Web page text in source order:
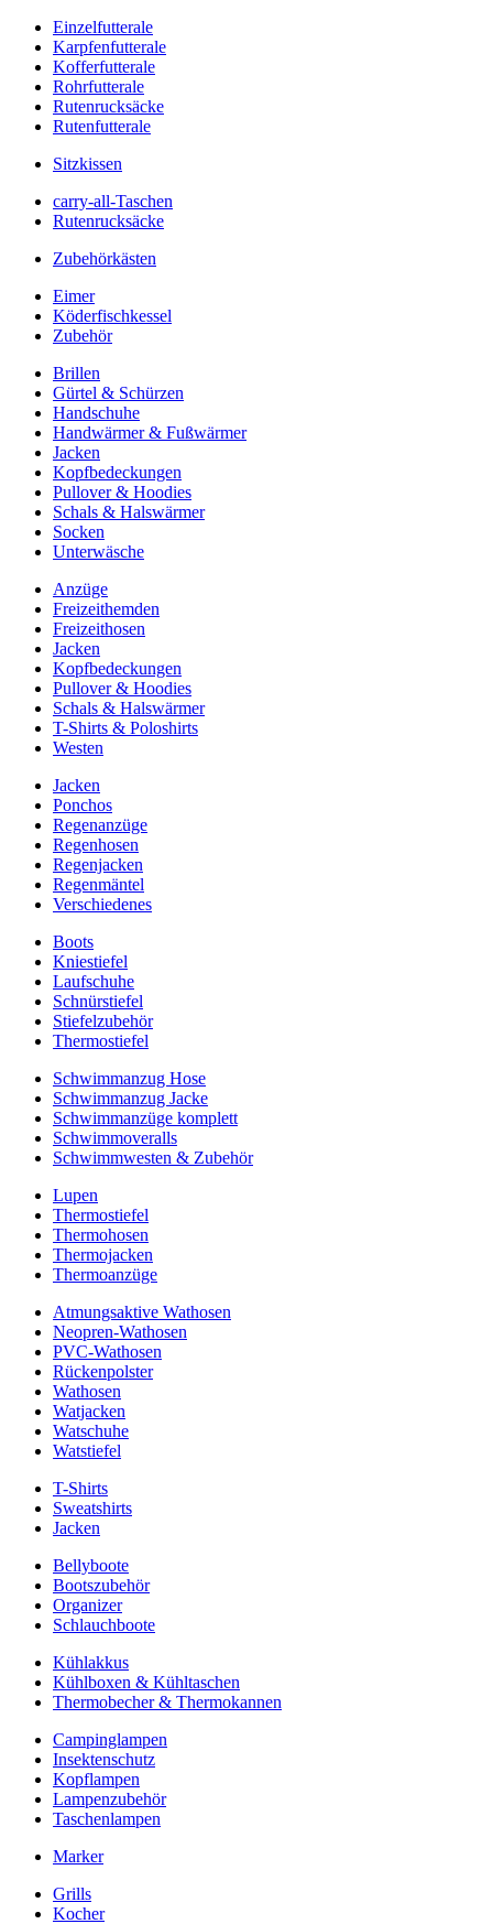
Einzelfutterale
Karpfenfutterale
Kofferfutterale
Rohrfutterale
Rutenrucksäcke
Rutenfutterale
Sitzkissen
carry-all-Taschen
Rutenrucksäcke
Zubehörkästen
Eimer
Köderfischkessel
Zubehör
Brillen
Gürtel & Schürzen
Handschuhe
Handwärmer & Fußwärmer
Jacken
Kopfbedeckungen
Pullover & Hoodies
Schals & Halswärmer
Socken
Unterwäsche
Anzüge
Freizeithemden
Freizeithosen
Jacken
Kopfbedeckungen
Pullover & Hoodies
Schals & Halswärmer
T-Shirts & Poloshirts
Westen
Jacken
Ponchos
Regenanzüge
Regenhosen
Regenjacken
Regenmäntel
Verschiedenes
Boots
Kniestiefel
Laufschuhe
Schnürstiefel
Stiefelzubehör
Thermostiefel
Schwimmanzug Hose
Schwimmanzug Jacke
Schwimmanzüge komplett
Schwimmoveralls
Schwimmwesten & Zubehör
Lupen
Thermostiefel
Thermohosen
Thermojacken
Thermoanzüge
Atmungsaktive Wathosen
Neopren-Wathosen
PVC-Wathosen
Rückenpolster
Wathosen
Watjacken
Watschuhe
Watstiefel
T-Shirts
Sweatshirts
Jacken
Bellyboote
Bootszubehör
Organizer
Schlauchboote
Kühlakkus
Kühlboxen & Kühltaschen
Thermobecher & Thermokannen
Campinglampen
Insektenschutz
Kopflampen
Lampenzubehör
Taschenlampen
Marker
Grills
Kocher